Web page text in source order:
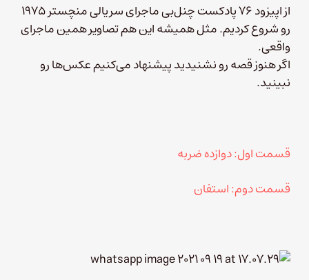
از اپیزود ۷۶ پادکست چنل‌بی ماجرای سریالی منچستر ۱۹۷۵
رو شروع کردیم. مثل همیشه این هم تصاویر همین ماجرای
واقعی.
اگر هنوز قصه رو نشنیدید پیشنهاد می‌کنیم عکس‌ها رو
نبینید.
قسمت اول: دوازده ضربه
قسمت دوم: استفان